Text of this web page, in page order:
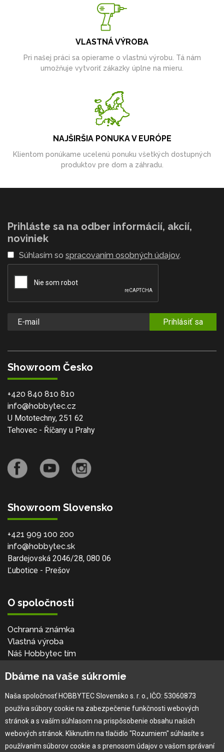
VLASTNÁ VÝROBA
Pri našej práci sa opierame o vlastnú výrobu. Tá nám
umožňuje vytvoriť zákazky úplne na mieru.
NAJŠIRŠIA PONUKA V EURÓPE
Klientom ponúkame ucelenú ponuku všetkých dostupných
produktov pre dom a záhradu.
Prihláste sa na odber informácií, akcií,
noviniek
Súhlasím so spracovaním osobných údajov.
Prihlásiť sa
Showroom Česko
+420 840 810 810
info@hobbytec.cz
U Mototechny, 251 62
Tehovec - Říčany u Prahy
Showroom Slovensko
+421 909 100 200
info@hobbytec.sk
Bardejovská 2046/28, 080 06
Ľubotice - Prešov
O spoločnosti
Ochranná známka
Vlastná výroba
Náš Hobbytec tím
Naša história
Pre zákazníka
Garancia najlepšej ceny
Dbáme na vaše súkromie
Naša spoločnosť HOBBYTEC Slovensko s. r. o., IČO: 53060873
používa súbory cookie na zabezpečenie funkčnosti webových
stránok a s vaším súhlasom na prispôsobenie obsahu našich
webových stránok. Kliknutím na tlačidlo "Rozumiem" súhlasíte s
používaním súborov cookie a s prenosom údajov o vašom správaní